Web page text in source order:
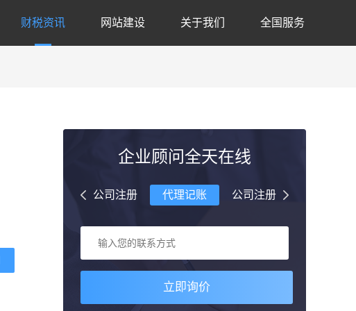
财税资讯 网站建设 关于我们 全国服务
企业顾问全天在线
公司注册 代理记账 公司注册
立即询价